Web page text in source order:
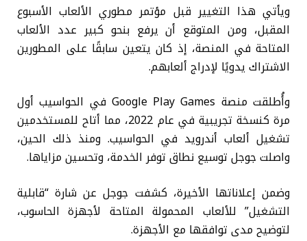
ويأتي هذا التغيير قبل مؤتمر مطوري الألعاب الأسبوع
المقبل، ومن المتوقع أن يرفع بنحو كبير عدد الألعاب
المتاحة في المنصة، إذ كان يتعين سابقًا على المطورين
الاشتراك يدويًا لإدراج ألعابهم.
وأُطلقت منصة Google Play Games في الحواسيب أول
مرة كنسخة تجريبية في عام 2022، مما أتاح للمستخدمين
تشغيل ألعاب أندرويد في الحواسيب. ومنذ ذلك الحين،
واصلت جوجل توسيع نطاق توفر الخدمة، وتحسين مزاياها.
وضمن إعلاناتها الأخيرة، كشفت جوجل عن شارة “قابلية
التشغيل” للألعاب المحمولة المتاحة لأجهزة الحاسوب،
لتوضيح مدى توافقها مع الأجهزة.